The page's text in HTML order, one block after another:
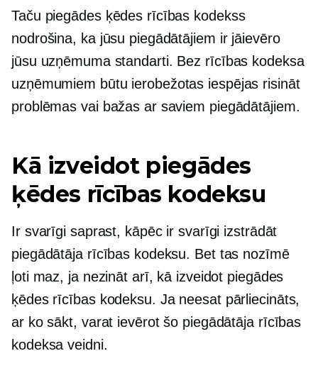
Taču piegādes ķēdes rīcības kodekss
nodrošina, ka jūsu piegādātājiem ir jāievēro
jūsu uzņēmuma standarti. Bez rīcības kodeksa
uzņēmumiem būtu ierobežotas iespējas risināt
problēmas vai bažas ar saviem piegādātājiem.
Kā izveidot piegādes
ķēdes rīcības kodeksu
Ir svarīgi saprast, kāpēc ir svarīgi izstrādāt
piegādātāja rīcības kodeksu. Bet tas nozīmē
ļoti maz, ja nezināt arī, kā izveidot piegādes
ķēdes rīcības kodeksu. Ja neesat pārliecināts,
ar ko sākt, varat ievērot šo piegādātāja rīcības
kodeksa veidni.